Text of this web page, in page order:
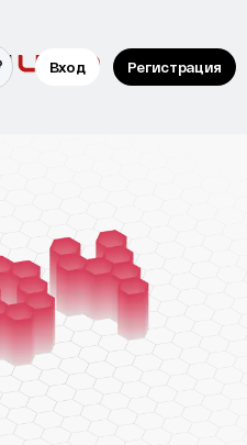
Вход Регистрация